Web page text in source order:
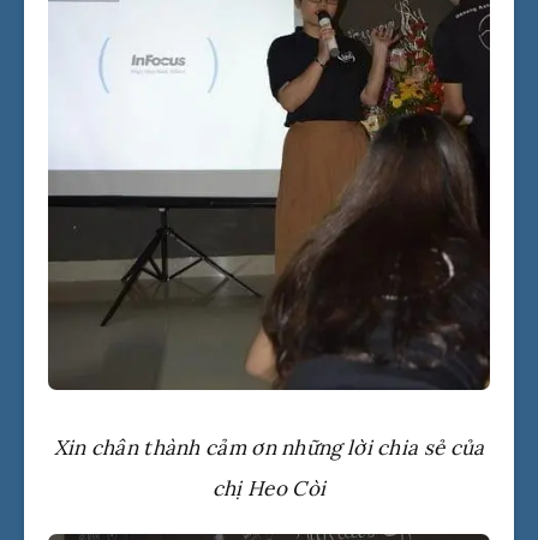
Xin chân thành cảm ơn những lời chia sẻ của
chị Heo Còi